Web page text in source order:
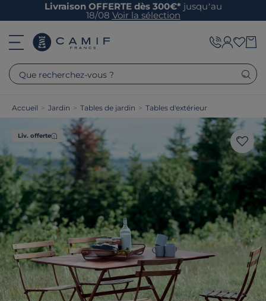
Livraison OFFERTE dès 300€* jusqu’au
18/08 Voir la sélection
Que recherchez-vous ?
Accueil > Jardin > Tables de jardin > Tables d'extérieur
Liv. offerte